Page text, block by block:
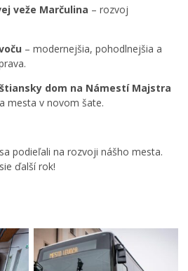
veže Marčulina – rozvoj
– modernejšia, pohodlnejšia a
dom na Námestí Majstra
mesta v novom šate.
podieľali na rozvoji nášho mesta.
ďalší rok!